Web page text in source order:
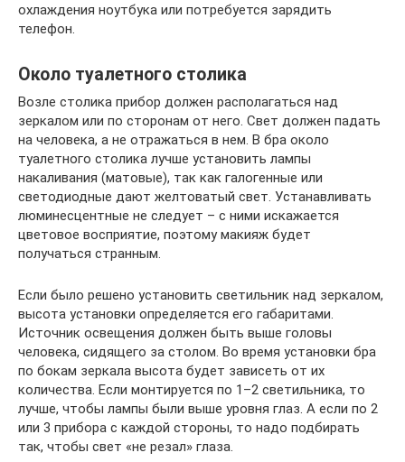
охлаждения ноутбука или потребуется зарядить
телефон.
Около туалетного столика
Возле столика прибор должен располагаться над
зеркалом или по сторонам от него. Свет должен падать
на человека, а не отражаться в нем. В бра около
туалетного столика лучше установить лампы
накаливания (матовые), так как галогенные или
светодиодные дают желтоватый свет. Устанавливать
люминесцентные не следует – с ними искажается
цветовое восприятие, поэтому макияж будет
получаться странным.
Если было решено установить светильник над зеркалом,
высота установки определяется его габаритами.
Источник освещения должен быть выше головы
человека, сидящего за столом. Во время установки бра
по бокам зеркала высота будет зависеть от их
количества. Если монтируется по 1–2 светильника, то
лучше, чтобы лампы были выше уровня глаз. А если по 2
или 3 прибора с каждой стороны, то надо подбирать
так, чтобы свет «не резал» глаза.